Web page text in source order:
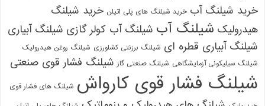
خرید شیلنگ آب خرید شیلنگ های پلی اتیلن خرید شیلنگ
هیدرولیک شیلنگ آب شیلنگ آب کولر گازی شیلنگ آبیاری
شیلنگ آبیاری قطره ای شیلنگ برزنتی کشاورزی شیلنگ روغن هیدرولیک
شیلنگ سیلیکونی آزمایشگاهی شیلنگ صنعتی گاز شیلنگ فشار قوی صنعتی
شیلنگ فشار قوی کارواش شیلنگ های فشار قوی